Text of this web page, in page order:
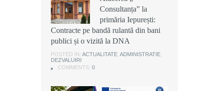
Consultanța” la
primăria Iepurești:
Contracte pe bandă rulantă din bani
publici și o vizită la DNA
POSTED IN: ACTUALITATE ADMINISTRATIE
DEZVALUIRI
COMMENTS: 0
Consultanța” la
primăria Iepurești:
Contracte pe bandă rulantă din bani
publici și o vizită la DNA
POSTED IN: ACTUALITATE ADMINISTRATIE
DEZVALUIRI
COMMENTS: 0
Consultanța” la
primăria Iepurești:
Contracte pe bandă rulantă din bani
publici și o vizită la DNA
POSTED IN: ACTUALITATE ADMINISTRATIE
DEZVALUIRI
COMMENTS: 0